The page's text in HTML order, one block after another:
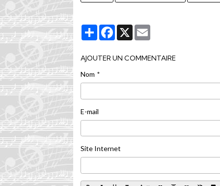
PartagerFacebook
X
AJOUTER UN COMMENTAIRE
Nom
E-mail
Site Internet